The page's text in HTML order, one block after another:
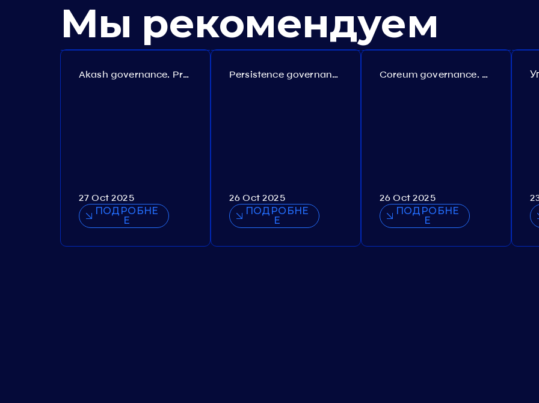
Мы рекомендуем
Akash governance. Proposal №308
27 Oct 2025
ПОДРОБНЕ
Е
Persistence governance. Proposal №150
26 Oct 2025
ПОДРОБНЕ
Е
Coreum governance. Proposal №22
26 Oct 2025
ПОДРОБНЕ
Е